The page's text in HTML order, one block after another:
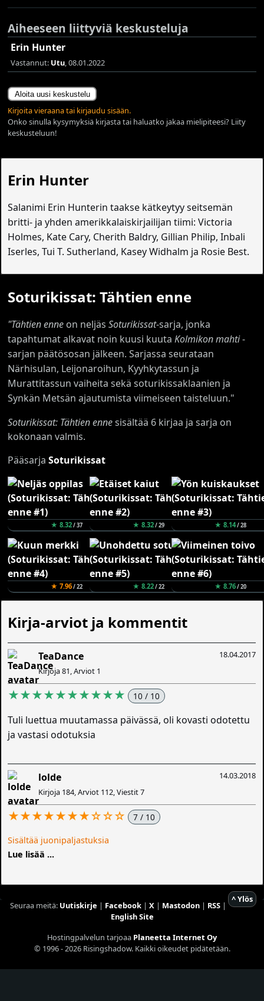
Aiheeseen liittyviä keskusteluja
Erin Hunter
Vastannut: Utu, 08.01.2022
Aloita uusi keskustelu
Kirjoita vieraana tai kirjaudu sisään.
Onko sinulla kysymyksiä kirjasta tai haluatko jakaa mielipiteesi? Liity
keskusteluun!
Erin Hunter
Salanimi Erin Hunterin taakse kätkeytyy seitsemän
britti- ja yhden amerikkalaiskirjailijan tiimi: Victoria
Holmes, Kate Cary, Cherith Baldry, Gillian Philip, Inbali
Iserles, Tui T. Sutherland, Kasey Widhalm ja Rosie Best.
Soturikissat: Tähtien enne
"Tähtien enne on neljäsSoturikissat-sarja, jonka
tapahtumat alkavat noin kuusi kuutaKolmikon mahti-
sarjan päätösosan jälkeen. Sarjassa seurataan
Närhisulan, Leijonaroihun, Kyyhkytassun ja
Murattitassun vaiheita sekä soturikissaklaanien ja
Synkän Metsän ajautumista viimeiseen taisteluun."
Soturikissat: Tähtien ennesisältää 6 kirjaa ja sarja on
kokonaan valmis.
PääsarjaSoturikissat
★ 8.32/ 37 ★ 8.32/ 29 ★ 8.14/ 28
★ 7.96/ 22 ★ 8.22/ 22 ★ 8.76/ 20
Kirja-arviot ja kommentit
18.04.2017
TeaDance
Kirjoja 81, Arviot 1
★★★★★★★★★★ 10 / 10
Tuli luettua muutamassa päivässä, oli kovasti odotettu
ja vastasi odotuksia
14.03.2018
lolde
Kirjoja 184, Arviot 112, Viestit 7
★★★★★★★☆☆☆ 7 / 10
Sisältää juonipaljastuksia
Lue lisää ...
^ Ylös
Seuraa meitä: Uutiskirje | Facebook| X| Mastodon| RSS|
English Site
Hostingpalvelun tarjoaa Planeetta Internet Oy
© 1996 - 2026 Risingshadow. Kaikki oikeudet pidätetään.